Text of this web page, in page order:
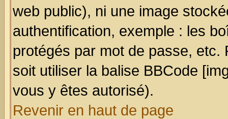
web public), ni une image
authentification, exemple : les
protégés par mot de passe,
soit utiliser la balise BBCode
vous y êtes autorisé).
Revenir en haut de page